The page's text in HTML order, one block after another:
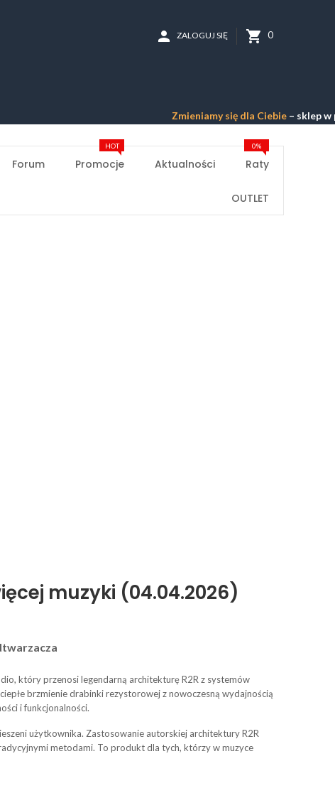
shopping_cart 0
person ZALOGUJ SIĘ
Zmieniamy się dla Ciebie– sklep w
Forum Promocje
HOT
Aktualności Raty
0%
OUTLET
muzyki (04.04.2026)
który przenosi legendarną architekturę R2R z systemów
brzmienie drabinki rezystorowej z nowoczesną wydajnością
i funkcjonalności.
użytkownika. Zastosowanie autorskiej architektury R2R
metodami. To produkt dla tych, którzy w muzyce